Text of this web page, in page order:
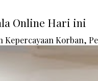
Online Hari ini
Kepercayaan Korban,